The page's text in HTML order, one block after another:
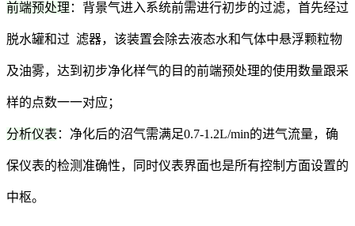
前端预处理 ：背景气进入系统前需进行初步的过滤，首先经过
脱水罐和过 滤器，该装置会除去液态水和气体中悬浮颗粒物
及油雾，达到初步净化样气的目的前端预处理的使用数量跟采
样的点数一一对应；
分析仪表 ：净化后的沼气需满足0.7-1.2L/min的进气流量，确
保仪表的检测准确性，同时仪表界面也是所有控制方面设置的
中枢。